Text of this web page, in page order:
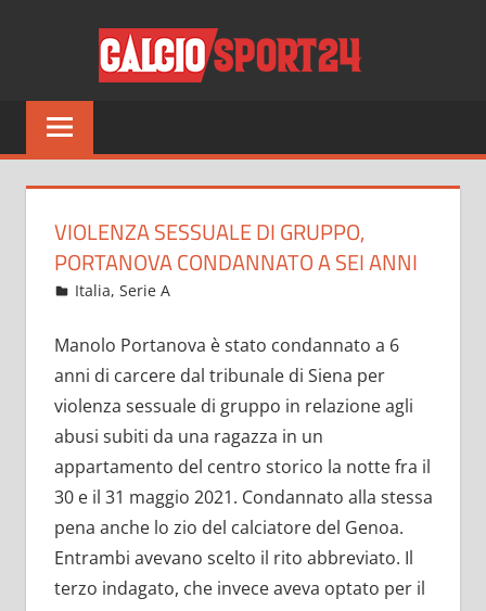
Tutto
sul
del
solo
VIOLENZA SESSUALE DI GRUPPO,
PORTANOVA CONDANNATO A SEI ANNI
Dicembre 7, 2022
admin
Italia,Serie A
Manolo Portanova è stato condannato a 6
anni di carcere dal tribunale di Siena per
violenza sessuale di gruppo in relazione agli
abusi subiti da una ragazza in un
appartamento del centro storico la notte fra il
30 e il 31 maggio 2021. Condannato alla stessa
pena anche lo zio del calciatore del Genoa.
Entrambi avevano scelto il rito abbreviato. Il
terzo indagato, che invece aveva optato per il